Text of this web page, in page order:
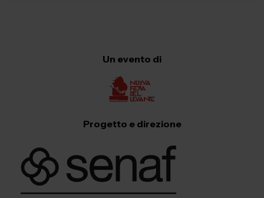
Un evento di
Progetto e direzione